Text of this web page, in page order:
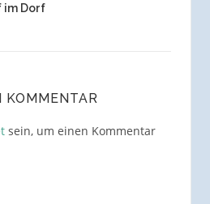
im Dorf
KOMMENTAR
sein, um einen Kommentar